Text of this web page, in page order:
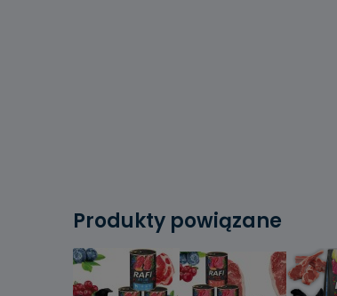
Produkty powiązane